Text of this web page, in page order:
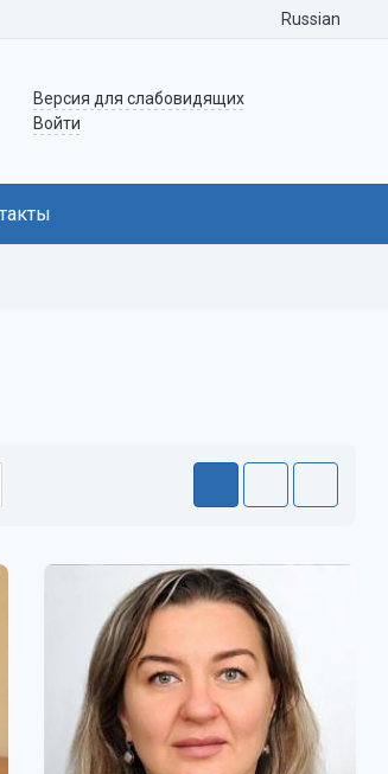
Russian
Версия для слабовидящих
Войти